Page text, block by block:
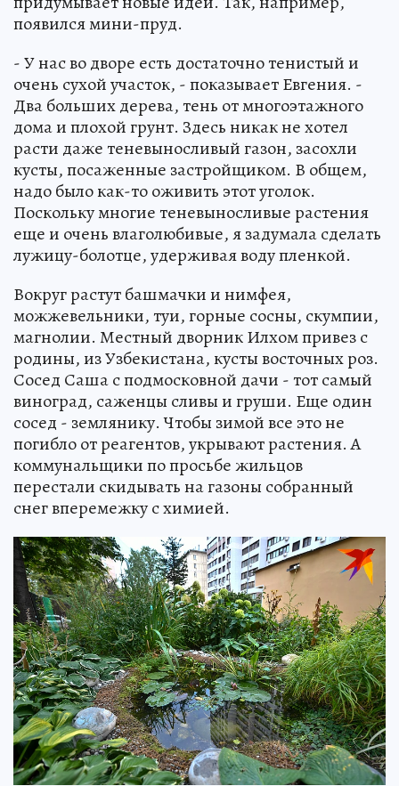
появился мини-пруд.
- У нас во дворе есть достаточно тенистый и
очень сухой участок, - показывает Евгения. -
Два больших дерева, тень от многоэтажного
дома и плохой грунт. Здесь никак не хотел
расти даже теневыносливый газон, засохли
кусты, посаженные застройщиком. В общем,
надо было как-то оживить этот уголок.
Поскольку многие теневыносливые растения
еще и очень влаголюбивые, я задумала сделать
лужицу-болотце, удерживая воду пленкой.
Вокруг растут башмачки и нимфея,
можжевельники, туи, горные сосны, скумпии,
магнолии. Местный дворник Илхом привез с
родины, из Узбекистана, кусты восточных роз.
Сосед Саша с подмосковной дачи - тот самый
виноград, саженцы сливы и груши. Еще один
сосед - землянику. Чтобы зимой все это не
погибло от реагентов, укрывают растения. А
коммунальщики по просьбе жильцов
перестали скидывать на газоны собранный
снег вперемежку с химией.